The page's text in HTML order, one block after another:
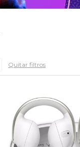
Quitar filtros